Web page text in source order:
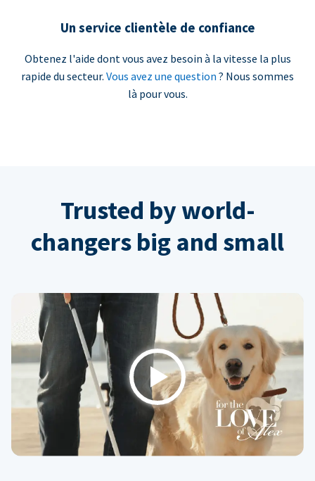
Un service clientèle de confiance
Obtenez l'aide dont vous avez besoin à la vitesse la plus
rapide du secteur. Vous avez une question ? Nous sommes
là pour vous.
Trusted by world-
changers big and small
Play